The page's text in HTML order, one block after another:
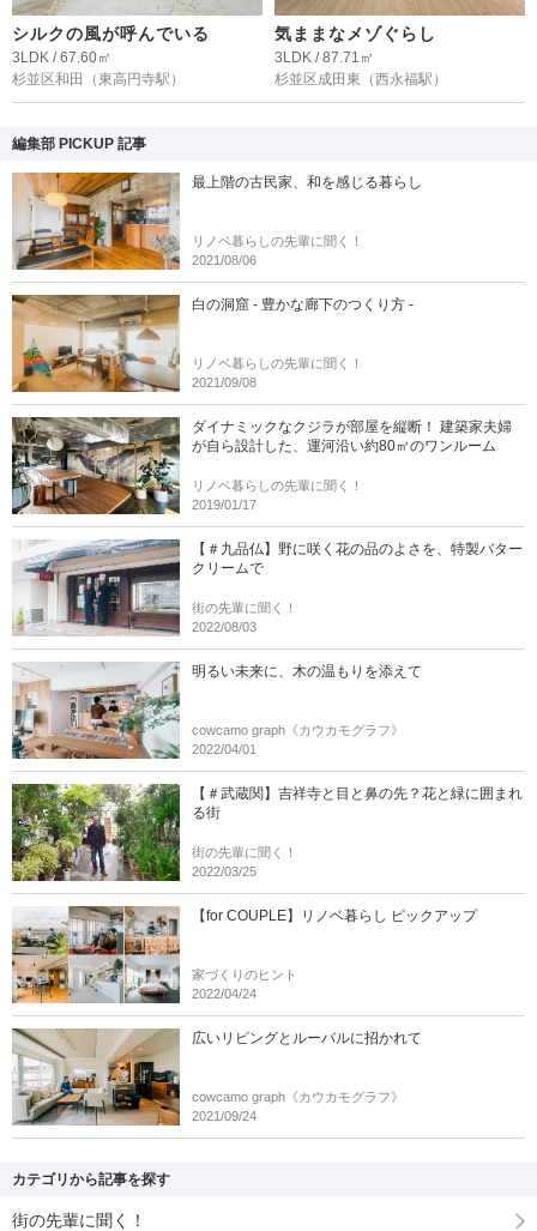
シルクの風が呼んでいる
3LDK / 67.60㎡
杉並区和田
（東高円寺駅）
気ままなメゾぐらし
3LDK / 87.71㎡
杉並区成田東 （西永福駅）
編集部 PICKUP 記事
最上階の古民家、和を感じる暮らし
リノベ暮らしの先輩に聞く！
2021/08/06
白の洞窟 - 豊かな廊下のつくり方 -
リノベ暮らしの先輩に聞く！
2021/09/08
ダイナミックなクジラが部屋を縦断！ 建築家夫婦
が自ら設計した、運河沿い約80㎡のワンルーム
リノベ暮らしの先輩に聞く！
2019/01/17
【＃九品仏】野に咲く花の品のよさを、特製バター
クリームで
街の先輩に聞く！
2022/08/03
明るい未来に、木の温もりを添えて
cowcamo graph《カウカモグラフ》
2022/04/01
【＃武蔵関】吉祥寺と目と鼻の先？花と緑に囲まれ
る街
街の先輩に聞く！
2022/03/25
【for COUPLE】リノベ暮らし ピックアップ
家づくりのヒント
2022/04/24
広いリビングとルーバルに招かれて
cowcamo graph《カウカモグラフ》
2021/09/24
カテゴリから記事を探す
街の先輩に聞く！